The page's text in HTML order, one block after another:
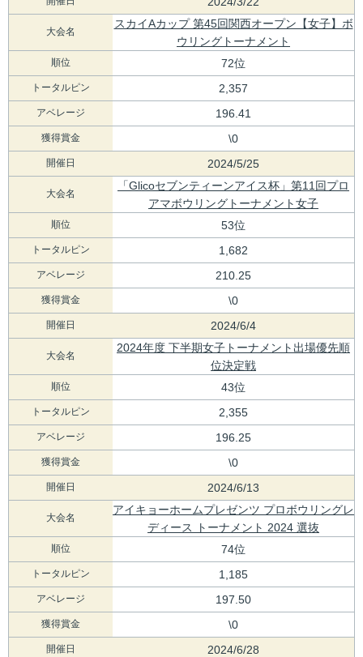
大会名
スカイAカップ 第45回関西オープン【女子】ボ
ウリングトーナメント
順位 72位
トータルピン 2,357
アベレージ 196.41
獲得賞金 \0
開催日 2024/5/25
大会名
「Glicoセブンティーンアイス杯」第11回プロ
アマボウリングトーナメント女子
順位 53位
トータルピン 1,682
アベレージ 210.25
獲得賞金 \0
開催日 2024/6/4
大会名
2024年度 下半期女子トーナメント出場優先順
位決定戦
順位 43位
トータルピン 2,355
アベレージ 196.25
獲得賞金 \0
開催日 2024/6/13
大会名
アイキョーホームプレゼンツ プロボウリングレ
ディース トーナメント 2024 選抜
順位 74位
トータルピン 1,185
アベレージ 197.50
獲得賞金 \0
開催日 2024/6/28